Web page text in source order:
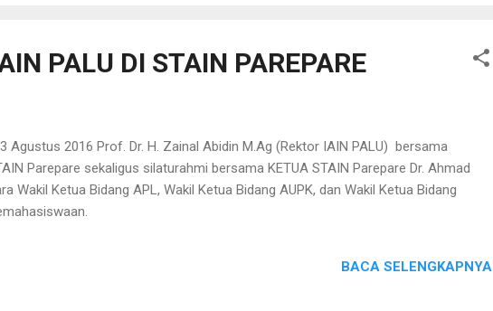
PALU DI STAIN PAREPARE
Agustus 2016 Prof. Dr. H. Zainal Abidin M.Ag (Rektor IAIN PALU) bersama
Parepare sekaligus silaturahmi bersama KETUA STAIN Parepare Dr. Ahmad
Wakil Ketua Bidang APL, Wakil Ketua Bidang AUPK, dan Wakil Ketua Bidang
BACA SELENGKAPNYA